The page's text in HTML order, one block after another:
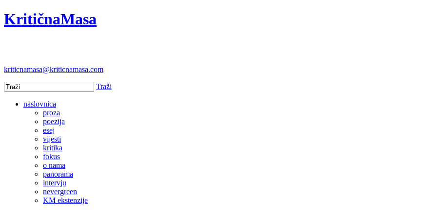
KritičnaMasa
kriticnamasa@kriticnamasa.com
Traži
naslovnica
proza
poezija
esej
vijesti
kritika
fokus
o nama
panorama
intervju
nevergreen
KM ekstenzije